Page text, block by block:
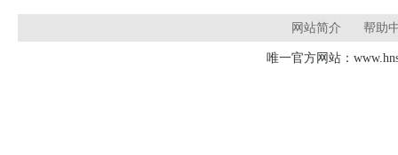
网站简介 帮助
唯一官方网站：